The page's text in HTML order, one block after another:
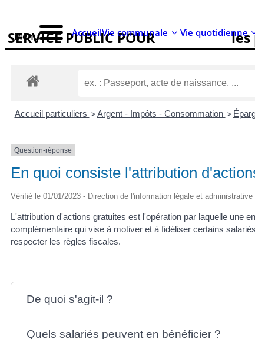
Menu AccueilVie communale Vie quotidienne
SERVICE PUBLIC POUR​
Accueil particuliers > Argent - Impôts - Consommation >
Question-réponse
En quoi consiste l'attribution
Vérifié le 01/01/2023 - Direction de l'information légale et
L'attribution d'actions gratuites est l'opération par laquelle une
complémentaire qui vise à motiver et à fidéliser certains
respecter les règles fiscales.
De quoi s'agit-il ?
Quels salariés peuvent en bénéficier ?